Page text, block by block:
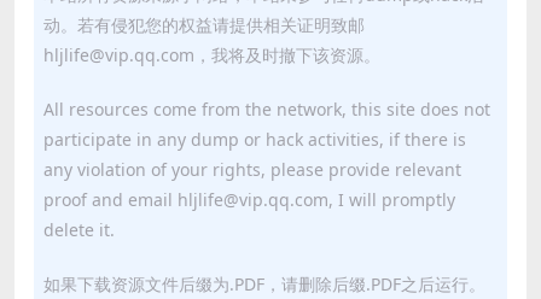
动。若有侵犯您的权益请提供相关证明致邮
hljlife@vip.qq.com，我将及时撤下该资源。
All resources come from the network, this site does not
participate in any dump or hack activities, if there is
any violation of your rights, please provide relevant
proof and email hljlife@vip.qq.com, I will promptly
delete it.
如果下载资源文件后缀为.PDF，请删除后缀.PDF之后运行。